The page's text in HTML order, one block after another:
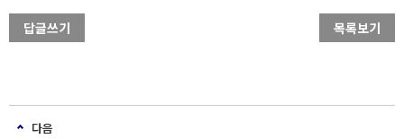
답글쓰기 목록보기
다음